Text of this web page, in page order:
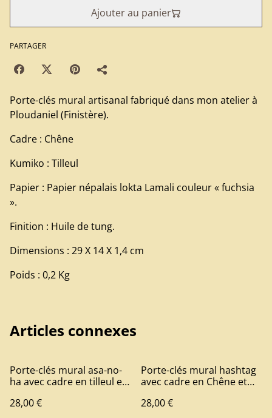
Ajouter au panier
PARTAGER
Porte-clés mural artisanal fabriqué dans mon atelier à
Ploudaniel (Finistère).
Cadre : Chêne
Kumiko : Tilleul
Papier : Papier népalais lokta Lamali couleur « fuchsia
».
Finition : Huile de tung.
Dimensions : 29 X 14 X 1,4 cm
Poids : 0,2 Kg
Articles connexes
Porte-clés mural asa-no-
ha avec cadre en tilleul et
28,00 €
Porte-clés mural hashtag
avec cadre en Chêne et
28,00 €